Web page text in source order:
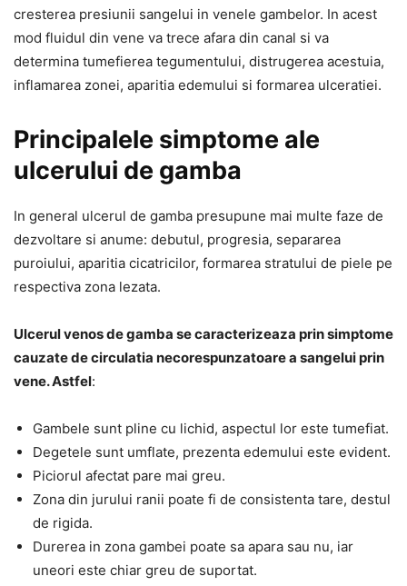
cresterea presiunii sangelui in venele gambelor. In acest
mod fluidul din vene va trece afara din canal si va
determina tumefierea tegumentului, distrugerea acestuia,
inflamarea zonei, aparitia edemului si formarea ulceratiei.
Principalele simptome ale
ulcerului de gamba
In general ulcerul de gamba presupune mai multe faze de
dezvoltare si anume: debutul, progresia, separarea
puroiului, aparitia cicatricilor, formarea stratului de piele pe
respectiva zona lezata.
Ulcerul venos de gamba se caracterizeaza prin simptome
cauzate de circulatia necorespunzatoare a sangelui prin
vene. Astfel:
Gambele sunt pline cu lichid, aspectul lor este tumefiat.
Degetele sunt umflate, prezenta edemului este evident.
Piciorul afectat pare mai greu.
Zona din jurului ranii poate fi de consistenta tare, destul
de rigida.
Durerea in zona gambei poate sa apara sau nu, iar
uneori este chiar greu de suportat.